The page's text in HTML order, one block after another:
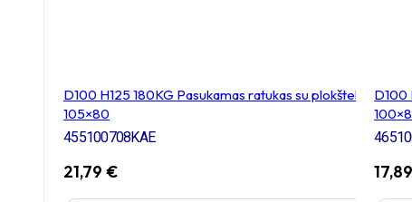
D100 H125 180KG Pasukamas ratukas su plokštele
105×80
455100708KAE
21,79 €
D100
17,89